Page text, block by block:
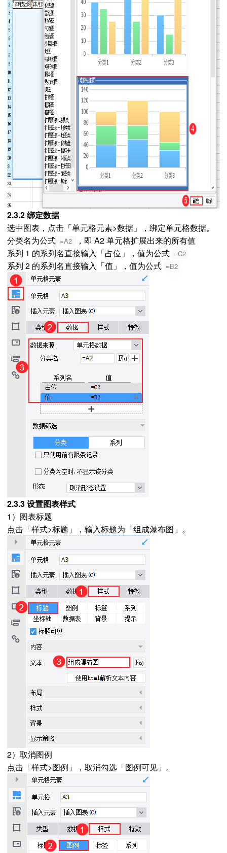
2.3.2 绑定数据
选中图表，点击「单元格元素>数据」，绑定单元格数据。
分类名为公式 =A2
，即 A2 单元格扩展出来的所有值
系列 1 的系列名直接输入「占位」，值为公式 =C2
系列 2 的系列名直接输入「值」，值为公式 =B2
2.3.3 设置图表样式
1）图表标题
点击「样式>标题」，输入标题为「组成瀑布图」。
2）取消图例
点击「样式>图例」，取消勾选「图例可见」。